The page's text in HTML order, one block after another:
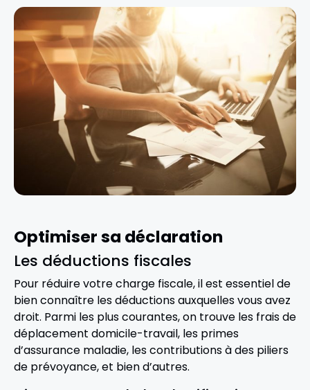
Optimiser sa déclaration
Les déductions fiscales
Pour réduire votre charge fiscale, il est essentiel de
bien connaître les déductions auxquelles vous avez
droit. Parmi les plus courantes, on trouve les frais de
déplacement domicile-travail, les primes
d’assurance maladie, les contributions à des piliers
de prévoyance, et bien d’autres.